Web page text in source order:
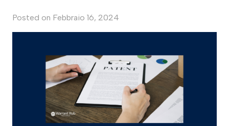
Posted on Febbraio 16, 2024